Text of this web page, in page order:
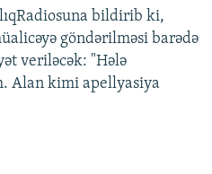
bildirib ki,
göndərilməsi barədə
veriləcək: "Hələ
Alan kimi apellyasiya